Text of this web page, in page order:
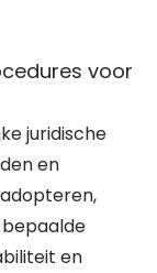
voor
juridische
en
en